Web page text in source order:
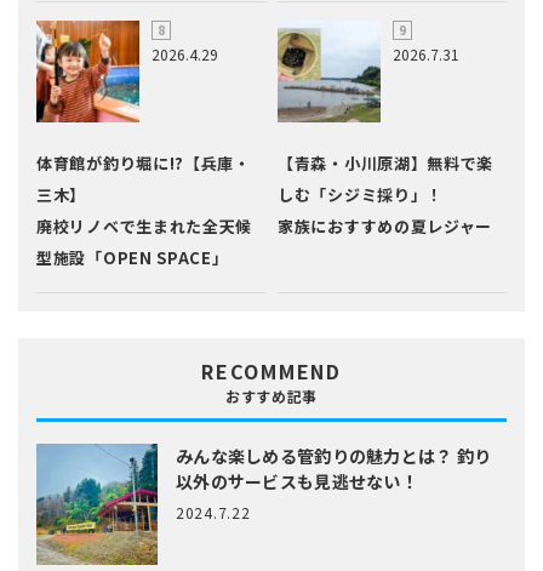
2026.4.29
体育館が釣り堀に!?【兵庫・
三木】
廃校リノベで生まれた全天候
型施設「OPEN SPACE」
2026.7.31
【青森・小川原湖】無料で楽
しむ「シジミ採り」！
家族におすすめの夏レジャー
RECOMMEND
おすすめ記事
みんな楽しめる管釣りの魅力とは？ 釣り
以外のサービスも見逃せない！
2024.7.22